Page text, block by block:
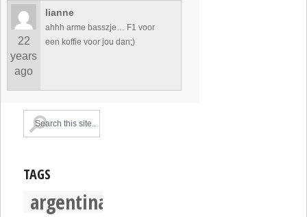
22
years
ago
lianne
ahhh arme basszje… F1 voor
een koffie voor jou dan;)
TAGS
argentina